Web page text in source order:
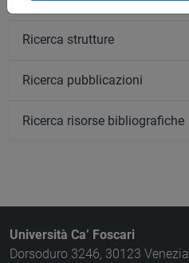
Ricerca strutture
Ricerca pubblicazioni
Ricerca risorse bibliografiche
Università Ca’ Foscari
Dorsoduro 3246, 30123 Venezia